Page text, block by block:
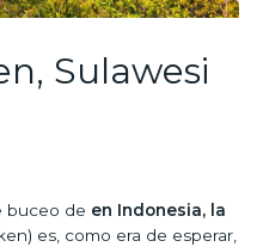
Sulawesi
buceo de en Indonesia, la
es, como era de esperar,